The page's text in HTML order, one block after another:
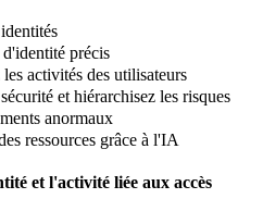
précis
activités des utilisateurs
et hiérarchisez les risques
anormaux
ressources grâce à l'IA
et l'activité liée aux accès